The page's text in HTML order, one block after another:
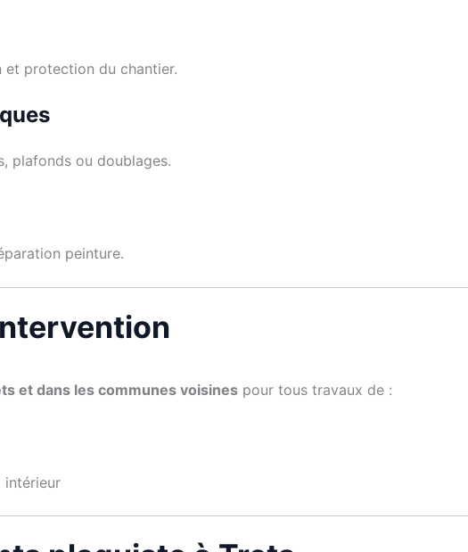
et protection du chantier.
plafonds ou doublages.
peinture.
et dans les communes voisines pour tous travaux de :
intérieur